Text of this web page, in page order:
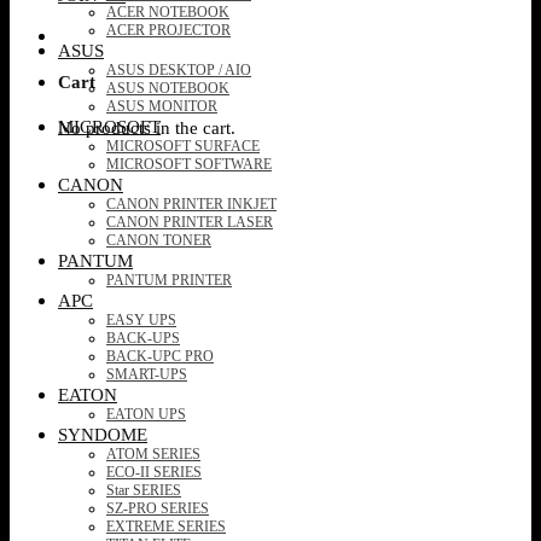
Cart
No products in the cart.
ACER NOTEBOOK
ACER PROJECTOR
ASUS
ASUS DESKTOP / AIO
ASUS NOTEBOOK
ASUS MONITOR
MICROSOFT
MICROSOFT SURFACE
MICROSOFT SOFTWARE
CANON
CANON PRINTER INKJET
CANON PRINTER LASER
CANON TONER
PANTUM
PANTUM PRINTER
APC
EASY UPS
BACK-UPS
BACK-UPC PRO
SMART-UPS
EATON
EATON UPS
SYNDOME
ATOM SERIES
ECO-II SERIES
Star SERIES
SZ-PRO SERIES
EXTREME SERIES